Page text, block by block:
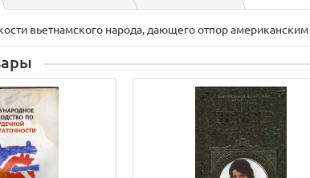
вьетнамского народа, дающего отпор американским